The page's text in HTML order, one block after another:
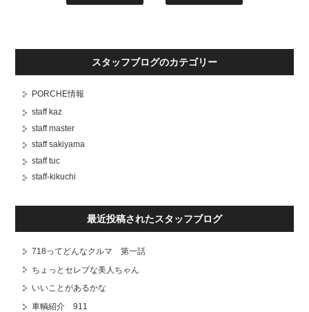
スタッフブログのカテゴリー
PORCHE情報
staff kaz
staff master
staff sakiyama
staff tuc
staff-kikuchi
最近投稿されたスタッフブログ
718ってどんなクルマ 第一話
ちょっとセレブな美人ちゃん
いいことがあるかな
車輌紹介 911